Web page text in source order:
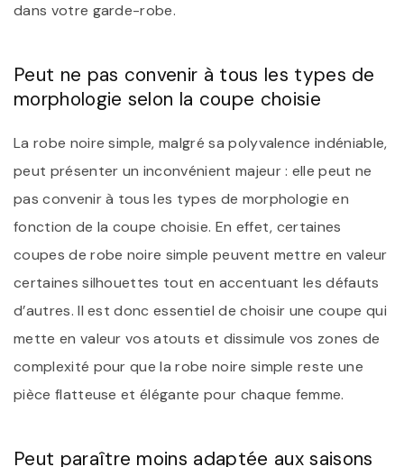
dans votre garde-robe.
Peut ne pas convenir à tous les types de
morphologie selon la coupe choisie
La robe noire simple, malgré sa polyvalence indéniable,
peut présenter un inconvénient majeur : elle peut ne
pas convenir à tous les types de morphologie en
fonction de la coupe choisie. En effet, certaines
coupes de robe noire simple peuvent mettre en valeur
certaines silhouettes tout en accentuant les défauts
d’autres. Il est donc essentiel de choisir une coupe qui
mette en valeur vos atouts et dissimule vos zones de
complexité pour que la robe noire simple reste une
pièce flatteuse et élégante pour chaque femme.
Peut paraître moins adaptée aux saisons